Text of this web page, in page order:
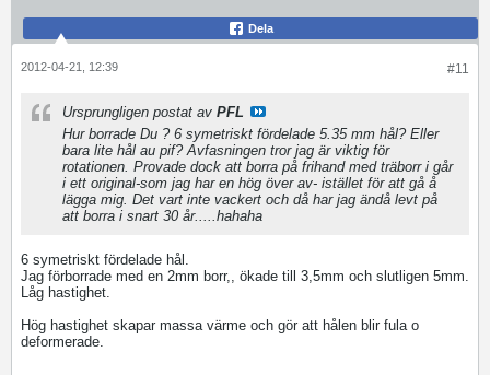
Dela
#11
2012-04-21, 12:39
Ursprungligen postat av PFL
Hur borrade Du ? 6 symetriskt fördelade 5.35 mm hål? Eller
bara lite hål au pif? Avfasningen tror jag är viktig för
rotationen. Provade dock att borra på frihand med träborr i går
i ett original-som jag har en hög över av- istället för att gå å
lägga mig. Det vart inte vackert och då har jag ändå levt på
att borra i snart 30 år.....hahaha
6 symetriskt fördelade hål.
Jag förborrade med en 2mm borr,, ökade till 3,5mm och slutligen 5mm.
Låg hastighet.
Hög hastighet skapar massa värme och gör att hålen blir fula o
deformerade.